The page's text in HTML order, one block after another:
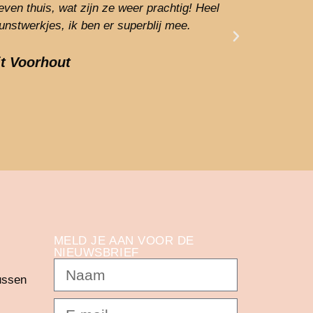
thuis, wat zijn ze weer prachtig! Heel
ik ben er superblij mee.
Voorhout
MELD JE AAN VOOR DE
NIEUWSBRIEF